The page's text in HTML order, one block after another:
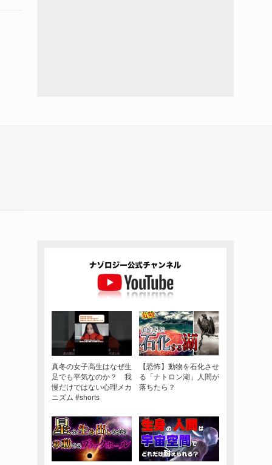
真冬の女子高生はなぜ生
足でも平気なのか？ 我
慢だけではない心理メカ
ニズム #shorts
【恐怖】動物を石化させ
る「ナトロン湖」人間が
落ちたら？